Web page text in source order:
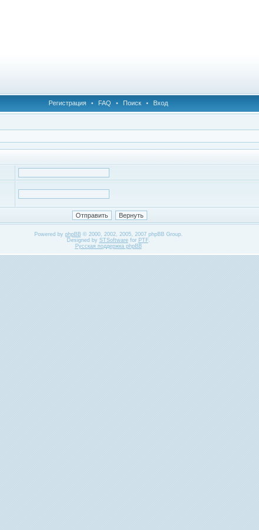
Регистрация • FAQ • Поиск • Вход
Powered by phpBB© 2000, 2002, 2005, 2007 phpBB Group.
Designed by STSoftwarefor PTF.
Русская поддержка phpBB